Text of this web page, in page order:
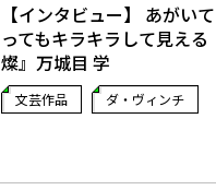
【インタビュー】 あがい
ってもキラキラして見え
燦』万城目 学
文芸作品 ダ・ヴィンチ